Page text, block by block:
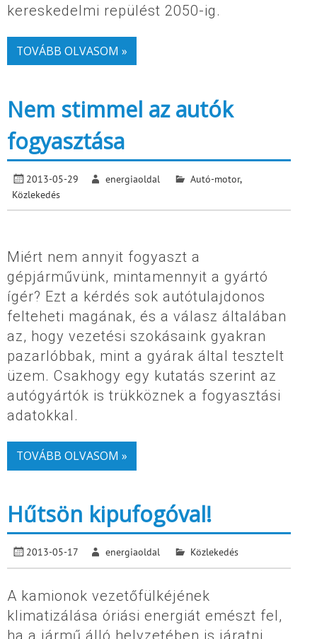
kereskedelmi repülést 2050-ig.
TOVÁBB OLVASOM »
Nem stimmel az autók
fogyasztása
2013-05-29 energiaoldal Autó-motor,
Közlekedés
Miért nem annyit fogyaszt a
gépjárművünk, mintamennyit a gyártó
ígér? Ezt a kérdés sok autótulajdonos
felteheti magának, és a válasz általában
az, hogy vezetési szokásaink gyakran
pazarlóbbak, mint a gyárak által tesztelt
üzem. Csakhogy egy kutatás szerint az
autógyártók is trükköznek a fogyasztási
adatokkal.
TOVÁBB OLVASOM »
Hűtsön kipufogóval!
2013-05-17 energiaoldal Közlekedés
A kamionok vezetőfülkéjének
klimatizálása óriási energiát emészt fel,
ha a jármű álló helyzetében is járatni